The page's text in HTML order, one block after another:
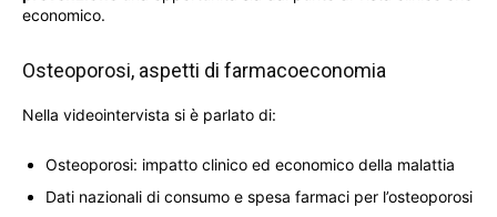
economico.
Osteoporosi, aspetti di farmacoeconomia
Nella videointervista si è parlato di:
Osteoporosi: impatto clinico ed economico della malattia
Dati nazionali di consumo e spesa farmaci per l’osteoporosi